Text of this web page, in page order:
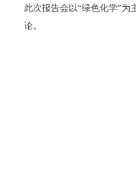
此次报告会以“绿色化学”
论。